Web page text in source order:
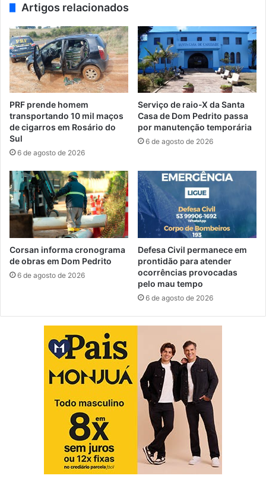
Artigos relacionados
PRF prende homem
transportando 10 mil maços
de cigarros em Rosário do
Sul
6 de agosto de 2026
Serviço de raio-X da Santa
Casa de Dom Pedrito passa
por manutenção temporária
6 de agosto de 2026
Corsan informa cronograma
de obras em Dom Pedrito
6 de agosto de 2026
Defesa Civil permanece em
prontidão para atender
ocorrências provocadas
pelo mau tempo
6 de agosto de 2026